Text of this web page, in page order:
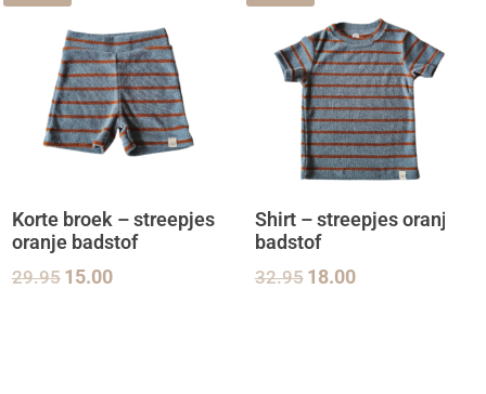
Korte broek – streepjes
oranje badstof
29.95 15.00
Shirt – streepjes oranje
badstof
32.95 18.00